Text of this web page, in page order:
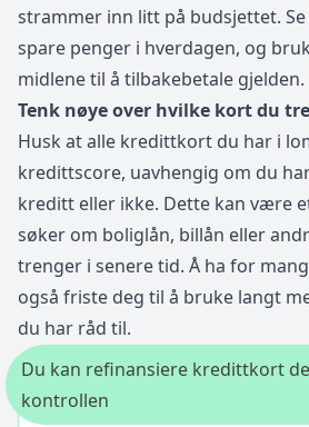
strammer inn litt på budsjettet.
spare penger i hverdagen, og
midlene til å tilbakebetale gjelden.
Tenk nøye over hvilke kort du
Husk at alle kredittkort du har i
kredittscore, uavhengig om du
kreditt eller ikke. Dette kan være
søker om boliglån, billån eller
trenger i senere tid. Å ha for
også friste deg til å bruke langt
du har råd til.
Du kan refinansiere kredittkort
kontrollen